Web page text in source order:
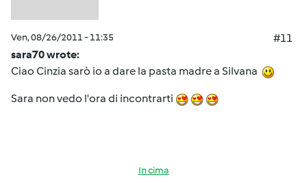
Ven, 08/26/2011 - 11:35
#11
sara70 wrote:
Ciao Cinzia sarò io a dare la pasta madre a Silvana
Sara non vedo l'ora di incontrarti
In cima